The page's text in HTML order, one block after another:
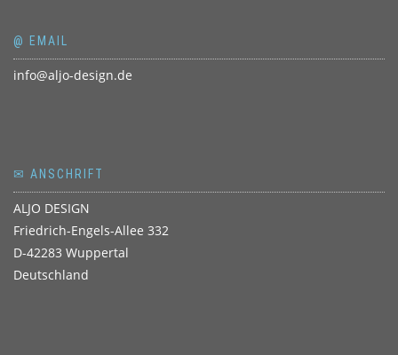
@ EMAIL
info@aljo-design.de
✉ ANSCHRIFT
ALJO DESIGN
Friedrich-Engels-Allee 332
D-42283 Wuppertal
Deutschland